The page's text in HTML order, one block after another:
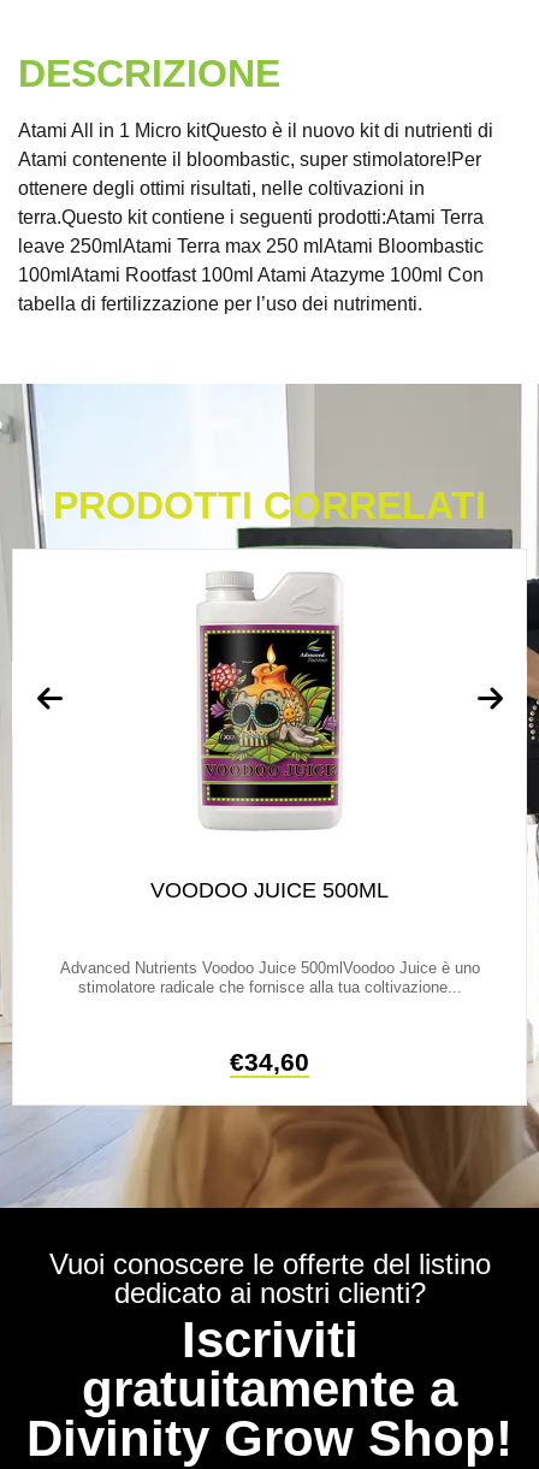
DESCRIZIONE
Atami All in 1 Micro kitQuesto è il nuovo kit di nutrienti di
Atami contenente il bloombastic, super stimolatore!Per
ottenere degli ottimi risultati, nelle coltivazioni in
terra.Questo kit contiene i seguenti prodotti:Atami Terra
leave 250mlAtami Terra max 250 mlAtami Bloombastic
100mlAtami Rootfast 100ml Atami Atazyme 100ml Con
tabella di fertilizzazione per l’uso dei nutrimenti.
PRODOTTI CORRELATI
VOODOO JUICE 500ML
Advanced Nutrients Voodoo Juice 500mlVoodoo Juice è uno
stimolatore radicale che fornisce alla tua coltivazione...
€34,60
Vuoi conoscere le offerte del listino
dedicato ai nostri clienti?
Iscriviti
gratuitamente a
Divinity Grow Shop!